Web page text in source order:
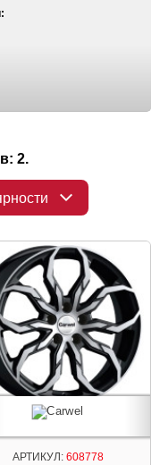
2.
АРТИКУЛ:608778